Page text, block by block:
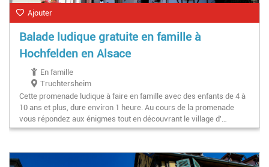
Ajouter
Balade ludique gratuite en famille à
Hochfelden en Alsace
En famille
Truchtersheim
Cette promenade ludique à faire en famille avec des enfants de 4 à
10 ans et plus, dure environ 1 heure. Au cours de la promenade
vous répondez aux énigmes tout en découvrant le village d'…